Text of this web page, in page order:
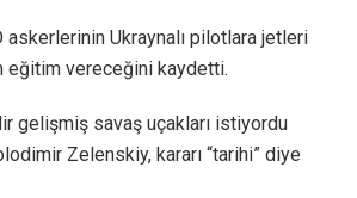
askerlerinin Ukraynalı pilotlara jetleri
eğitim vereceğini kaydetti.
gelişmiş savaş uçakları istiyordu
Zelenskiy, kararı “tarihi” diye